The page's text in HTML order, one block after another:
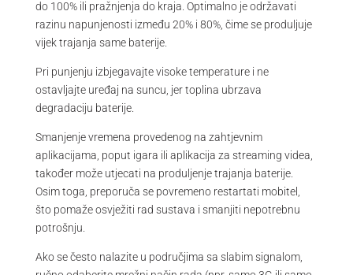
do 100% ili pražnjenja do kraja. Optimalno je održavati
razinu napunjenosti između 20% i 80%, čime se produljuje
vijek trajanja same baterije.
Pri punjenju izbjegavajte visoke temperature i ne
ostavljajte uređaj na suncu, jer toplina ubrzava
degradaciju baterije.
Smanjenje vremena provedenog na zahtjevnim
aplikacijama, poput igara ili aplikacija za streaming videa,
također može utjecati na produljenje trajanja baterije.
Osim toga, preporuča se povremeno restartati mobitel,
što pomaže osvježiti rad sustava i smanjiti nepotrebnu
potrošnju.
Ako se često nalazite u područjima sa slabim signalom,